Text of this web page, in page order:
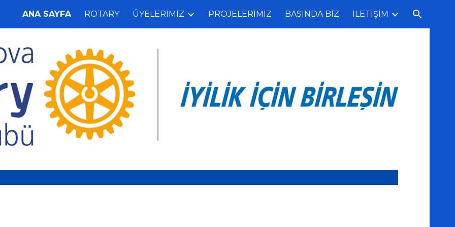
to main content Skip to navigation
ANA SAYFA ROTARY ÜYELERİMİZ PROJELERİMİZ BASINDA BİZ İLETİŞİM